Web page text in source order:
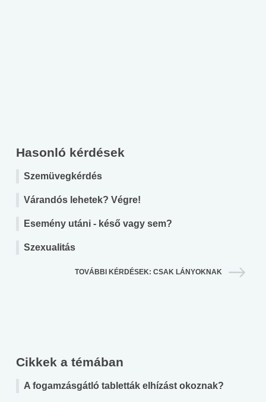
Hasonló kérdések
Szemüvegkérdés
Várandós lehetek? Végre!
Esemény utáni - késő vagy sem?
Szexualitás
TOVÁBBI KÉRDÉSEK: CSAK LÁNYOKNAK
Cikkek a témában
A fogamzásgátló tabletták elhízást okoznak?